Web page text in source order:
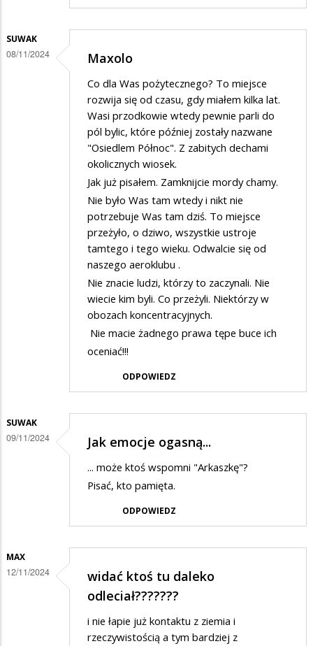
SUWAK
08/11/2024 Maxolo
Co dla Was pożytecznego? To miejsce
rozwija się od czasu, gdy miałem kilka lat.
Wasi przodkowie wtedy pewnie parli do
pól bylic, które później zostały nazwane
"Osiedlem Północ". Z zabitych dechami
okolicznych wiosek.
Jak już pisałem. Zamknijcie mordy chamy.
Nie było Was tam wtedy i nikt nie
potrzebuje Was tam dziś. To miejsce
przeżyło, o dziwo, wszystkie ustroje
tamtego i tego wieku. Odwalcie się od
naszego aeroklubu .
Nie znacie ludzi, którzy to zaczynali. Nie
wiecie kim byli. Co przeżyli. Niektórzy w
obozach koncentracyjnych.
Nie macie żadnego prawa tępe buce ich
oceniać!!!
ODPOWIEDZ
SUWAK
09/11/2024 Jak emocje ogasną...
... może ktoś wspomni "Arkaszkę"?
Pisać, kto pamięta.
ODPOWIEDZ
MAX
12/11/2024
widać ktoś tu daleko
odleciał???????
i nie łapie już kontaktu z ziemia i
rzeczywistością a tym bardziej z